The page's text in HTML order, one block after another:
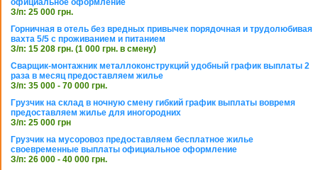
З/п: 25 000 грн.
Горничная в отель без вредных привычек порядочная и трудолюбивая
вахта 5/5 с проживанием и питанием
З/п: 15 208 грн. (1 000 грн. в смену)
Сварщик-монтажник металлоконструкций удобный график выплаты 2
раза в месяц предоставляем жилье
З/п: 35 000 - 70 000 грн.
Грузчик на склад в ночную смену гибкий график выплаты вовремя
предоставляем жилье для иногородних
З/п: 25 000 грн
Грузчик на мусоровоз предоставляем бесплатное жилье
своевременные выплаты официальное оформление
З/п: 26 000 - 40 000 грн.